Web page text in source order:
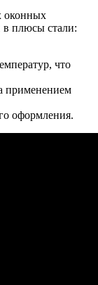
оконных
в плюсы стали:
что
применением
оформления.